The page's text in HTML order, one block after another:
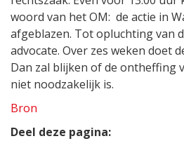
woord van het OM: de actie in
afgeblazen. Tot opluchting van
advocate. Over zes weken doet
Dan zal blijken of de ontheffing
niet noodzakelijk is.
Bron
Deel deze pagina: